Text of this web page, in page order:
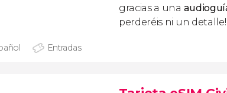
gracias a una
perderéis ni un detalle!
Entradas